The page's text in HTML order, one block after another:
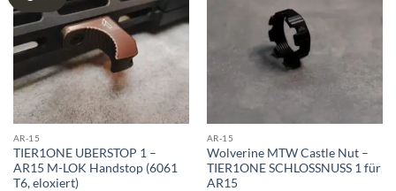
wishlist
AR-15
TIER1ONE UBERSTOP 1 –
AR15 M-LOK Handstop (6061
T6, eloxiert)
AR-15
Wolverine MTW Castle Nut –
TIER1ONE SCHLOSSNUSS 1 für
AR15